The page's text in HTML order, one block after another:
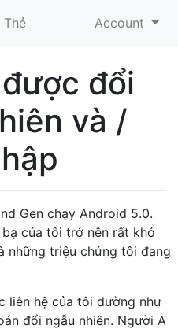
Thẻ Account
đổi
và /
Gen chạy Android 5.0.
của tôi trở nên rất khó
những triệu chứng tôi đang
liên hệ của tôi dường như
đổi ngẫu nhiên. Người A